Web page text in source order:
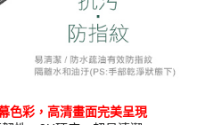
色彩，高清畫面完美呈現